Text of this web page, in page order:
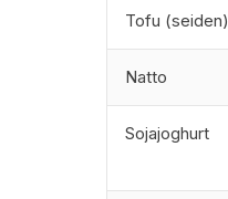
Tofu (seiden)
Natto
Sojajoghurt